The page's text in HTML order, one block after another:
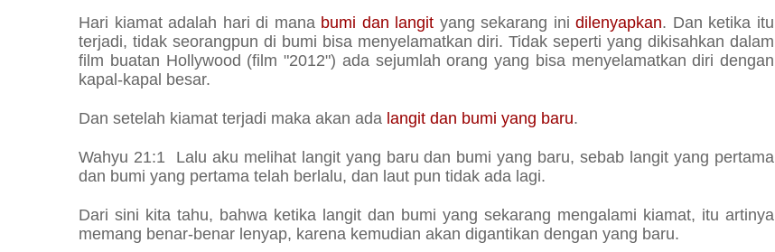
Hari kiamat adalah hari di mana bumi dan langit yang sekarang inidilenyapkan. Dan ketika itu
terjadi, tidak seorangpun di bumi bisa menyelamatkan diri. Tidak seperti yang dikisahkan dalam
film buatan Hollywood (film "2012") ada sejumlah orang yang bisa menyelamatkan diri dengan
kapal-kapal besar.
Dan setelah kiamat terjadi maka akan ada langit dan bumi yang baru.
Wahyu 21:1 Lalu aku melihat langit yang baru dan bumi yang baru, sebab langit yang pertama
dan bumi yang pertama telah berlalu, dan laut pun tidak ada lagi.
Dari sini kita tahu, bahwa ketika langit dan bumi yang sekarang mengalami kiamat, itu artinya
memang benar-benar lenyap, karena kemudian akan digantikan dengan yang baru.